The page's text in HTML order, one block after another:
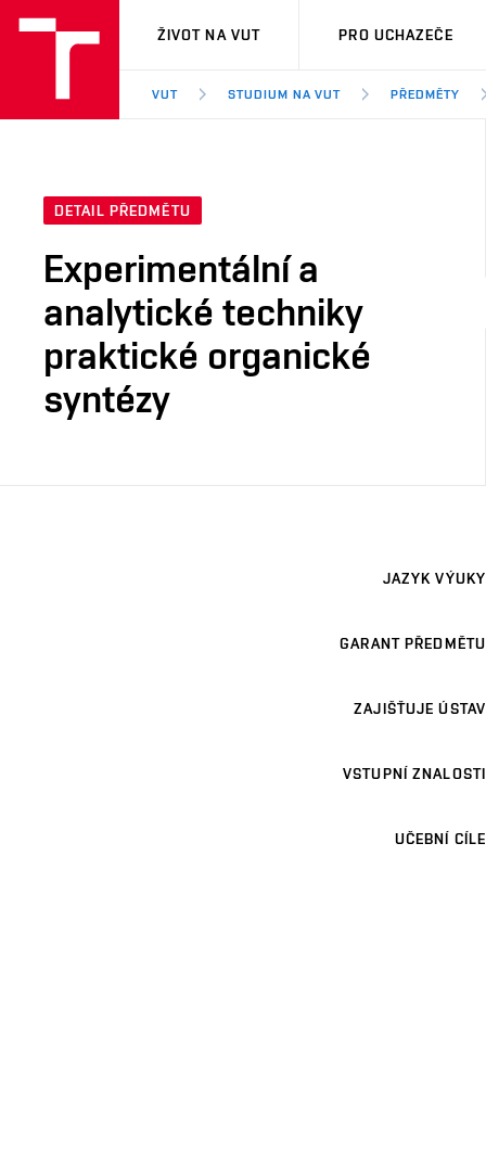
VUT
ŽIVOT NA VUT PRO UCHAZEČE
VUT STUDIUM NA VUT PŘEDMĚTY
DETAIL PŘEDMĚTU
Experimentální a
analytické techniky
praktické organické
syntézy
JAZYK VÝUKY
GARANT PŘEDMĚTU
ZAJIŠŤUJE ÚSTAV
VSTUPNÍ ZNALOSTI
UČEBNÍ CÍLE